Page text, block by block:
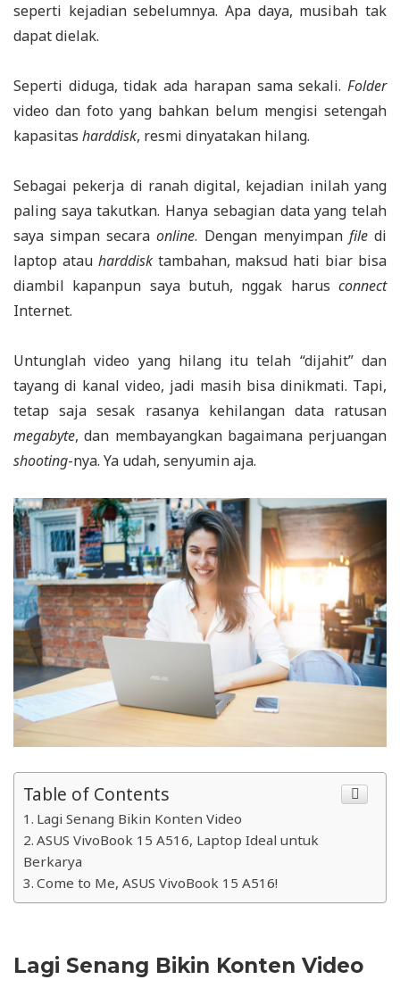
seperti kejadian sebelumnya. Apa daya, musibah tak
dapat dielak.
Seperti diduga, tidak ada harapan sama sekali. Folder
video dan foto yang bahkan belum mengisi setengah
kapasitas harddisk, resmi dinyatakan hilang.
Sebagai pekerja di ranah digital, kejadian inilah yang
paling saya takutkan. Hanya sebagian data yang telah
saya simpan secaraonline. Dengan menyimpan filedi
laptop atau harddisktambahan, maksud hati biar bisa
diambil kapanpun saya butuh, nggak harus connect
Internet.
Untunglah video yang hilang itu telah “dijahit” dan
tayang di kanal video, jadi masih bisa dinikmati. Tapi,
tetap saja sesak rasanya kehilangan data ratusan
megabyte, dan membayangkan bagaimana perjuangan
shooting-nya. Ya udah, senyumin aja.
Table of Contents
Lagi Senang Bikin Konten Video
ASUS VivoBook 15 A516, Laptop Ideal untuk
Berkarya
Come to Me, ASUS VivoBook 15 A516!
Lagi Senang Bikin Konten Video